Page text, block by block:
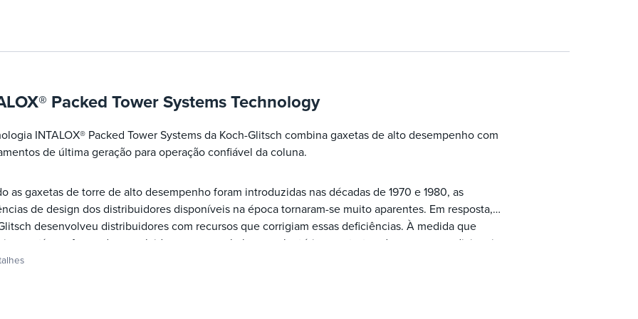
Packed Tower Systems Technology
INTALOX® Packed Tower Systems da Koch-Glitsch combina gaxetas de alto desempenho com
de última geração para operação confiável da coluna.
as gaxetas de torre de alto desempenho foram introduzidas nas décadas de 1970 e 1980, as
de design dos distribuidores disponíveis na época tornaram-se muito aparentes. Em resposta, a
desenvolveu distribuidores com recursos que corrigiam essas deficiências. À medida que
contínuas foram desenvolvidas para as embalagens aleatórias e estruturadas, recursos adicionais
aos distribuidores de alto desempenho INTALOX® para aproveitar ao máximo essas